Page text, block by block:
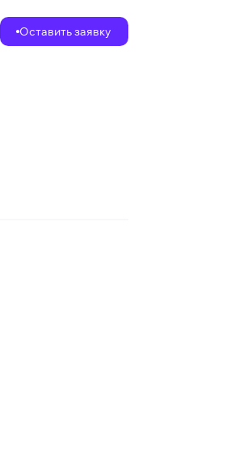
Оставить заявку